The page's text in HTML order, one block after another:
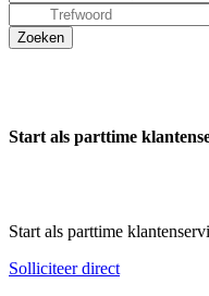
Start als parttime
Start als parttime
Solliciteer direct